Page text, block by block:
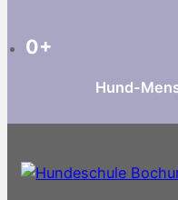
0+
Hund-